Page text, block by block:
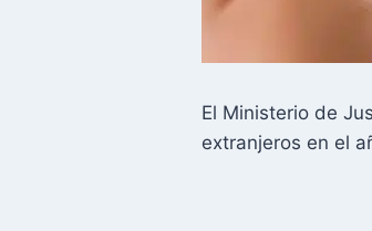
El Ministerio de
extranjeros en el